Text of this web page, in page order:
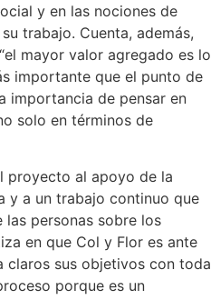
y en las nociones de
trabajo. Cuenta, además,
mayor valor agregado es lo
importante que el punto de
importancia de pensar en
solo en términos de
proyecto al apoyo de la
y a un trabajo continuo que
las personas sobre los
en que Col y Flor es ante
claros sus objetivos con toda
porque es un